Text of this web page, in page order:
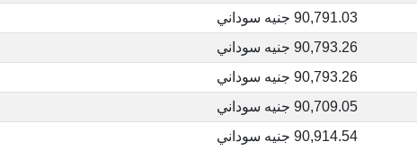
90,791.03 جنيه سوداني
90,793.26 جنيه سوداني
90,793.26 جنيه سوداني
90,709.05 جنيه سوداني
90,914.54 جنيه سوداني